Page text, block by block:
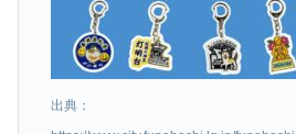
出典：